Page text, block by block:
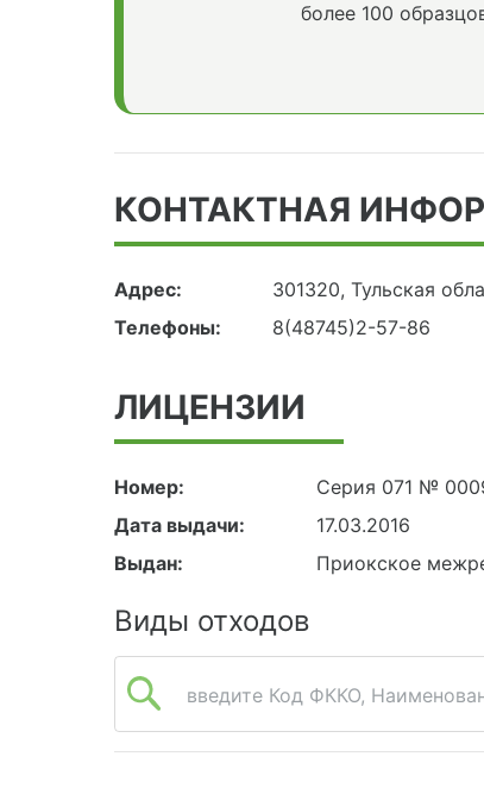
более 100
КОНТАКТНАЯ
Адрес:
301320, Тульская
Телефоны:
8(48745)2-57-86
ЛИЦЕНЗИИ
Номер:
Серия 071 №
Дата выдачи:
17.03.2016
Выдан:
Приокское
Виды отходов
введите Код ФККО,